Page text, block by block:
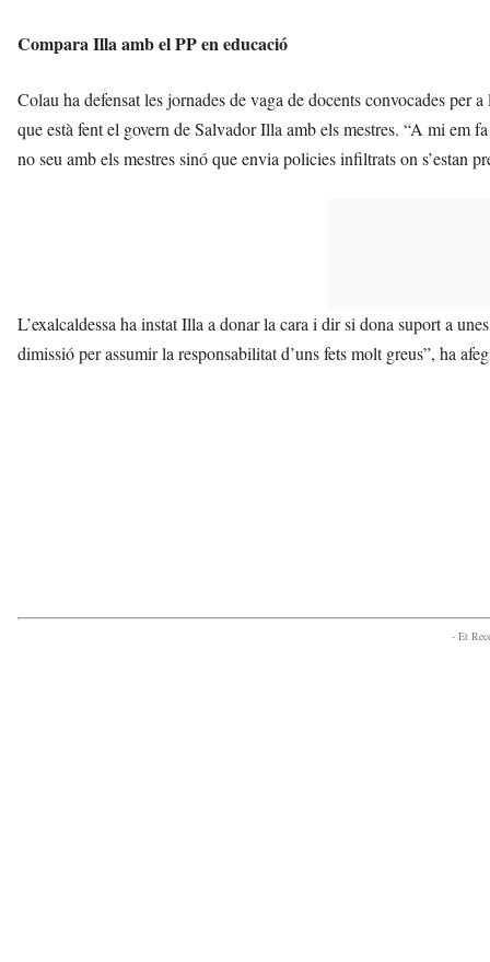
Compara Illa amb el PP en educació
Colau ha defensat les jornades de vaga de docents convocades per
que està fent el govern de Salvador Illa amb els mestres. “A mi em
no seu amb els mestres sinó que envia policies infiltrats on s’estan
L’exalcaldessa ha instat Illa a donar la cara i dir si dona suport a
dimissió per assumir la responsabilitat d’uns fets molt greus”, ha
- Et